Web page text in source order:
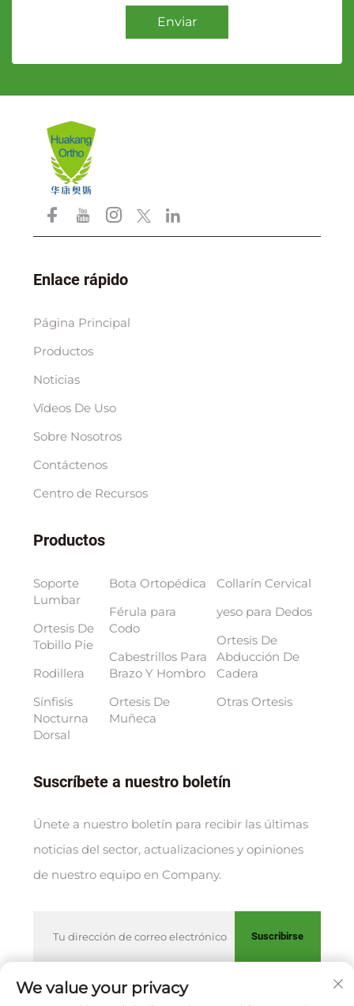
Enviar
Enlace rápido
Página Principal
Productos
Noticias
Vídeos De Uso
Sobre Nosotros
Contáctenos
Centro de Recursos
Productos
Soporte
Lumbar
Ortesis De
Tobillo Pie
Rodillera
Sínfisis
Nocturna
Dorsal
Bota Ortopédica
Férula para
Codo
Cabestrillos Para
Brazo Y Hombro
Ortesis De
Muñeca
Collarín Cervical
yeso para Dedos
Ortesis De
Abducción De
Cadera
Otras Ortesis
Suscríbete a nuestro boletín
Únete a nuestro boletín para recibir las últimas
noticias del sector, actualizaciones y opiniones
de nuestro equipo en Company.
Suscribirse
We value your privacy